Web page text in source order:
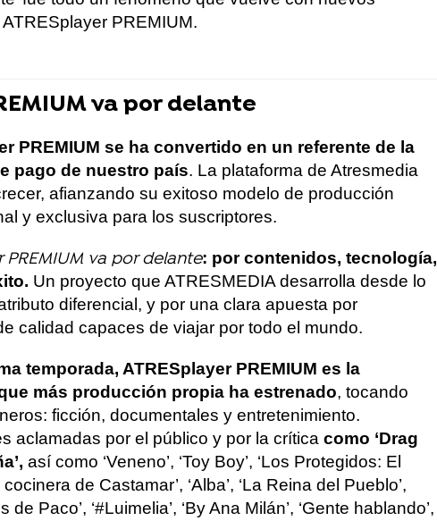
PREMIUM.
va por delante
PREMIUM se ha convertido en un referente de la
pago de nuestro país. La plataforma de Atresmedia
afianzando su exitoso modelo de producción
y exclusiva para los suscriptores.
PREMIUM va por delante: por contenidos, tecnología,
Un proyecto que ATRESMEDIA desarrolla desde lo
diferencial, y por una clara apuesta por
calidad capaces de viajar por todo el mundo.
temporada, ATRESplayer PREMIUM es la
más producción propia ha estrenado, tocando
ficción, documentales y entretenimiento.
aclamadas por el público y por la crítica como ‘Drag
’, así como ‘Veneno’, ‘Toy Boy’, ‘Los Protegidos: El
cocinera de Castamar’, ‘Alba’, ‘La Reina del Pueblo’,
de Paco’, ‘#Luimelia’, ‘By Ana Milán’, ‘Gente hablando’,